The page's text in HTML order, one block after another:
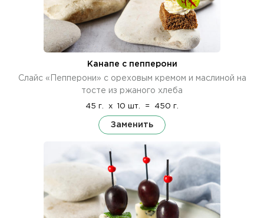
Канапе с пепперони
Слайс «Пепперони» с ореховым кремом и маслиной на
тосте из ржаного хлеба
45 г. x 10 шт. = 450 г.
Заменить